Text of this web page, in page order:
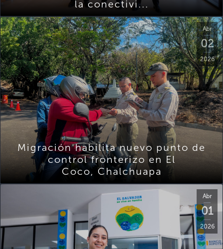
la conectivi...
Abr
02
2026
Migración habilita nuevo punto de
control fronterizo en El
Coco, Chalchuapa
Abr
01
2026